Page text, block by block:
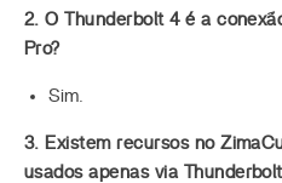
2. O Thunderbolt 4 é a
Pro?
Sim.
3. Existem recursos no
usados apenas via